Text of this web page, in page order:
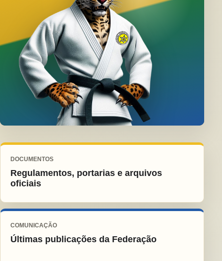
DOCUMENTOS
Regulamentos, portarias e arquivos
oficiais
COMUNICAÇÃO
Últimas publicações da Federação